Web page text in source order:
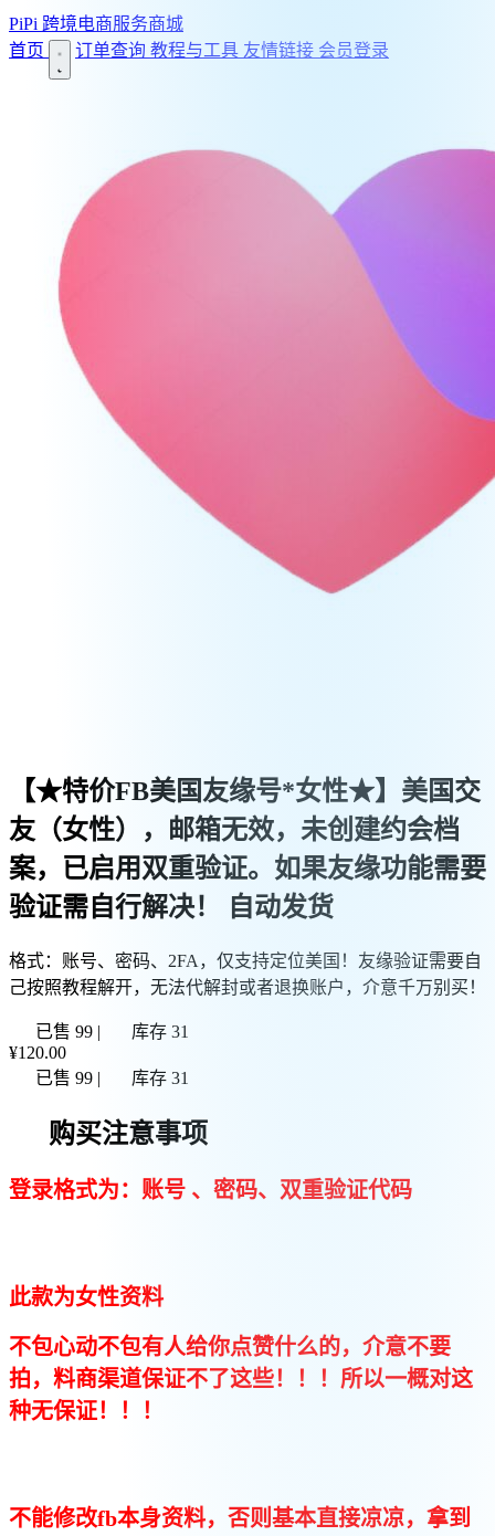
PiPi 跨境电商服务商城
首页
订单查询 教程与工具 友情链接 会员登录
【★特价FB美国友缘号*女性★】美国交
友（女性），邮箱无效，未创建约会档
案，已启用双重验证。如果友缘功能需要
验证需自行解决！
自动发货
格式：账号、密码、2FA，仅支持定位美国！友缘验证需要自
己按照教程解开，无法代解封或者退换账户，介意千万别买！
已售 99 |
库存 31
¥120.00
已售 99 | 库存 31
购买注意事项
登录格式为：账号 、密码、双重验证代码
此款为女性资料
不包心动不包有人给你点赞什么的，介意不要
拍，料商渠道保证不了这些！！！所以一概对这
种无保证！！！
不能修改fb本身资料，否则基本直接凉凉，拿到